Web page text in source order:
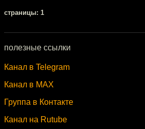
cтраницы: 1
полезные ссылки
Канал в Telegram
Канал в MAX
Группа в Контакте
Канал на Rutube